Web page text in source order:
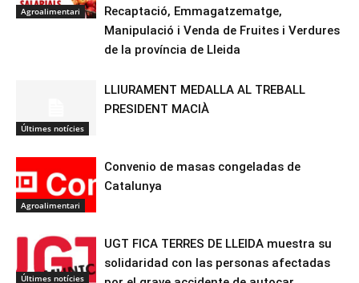
Agroalimentari
Recaptació, Emmagatzematge,
Manipulació i Venda de Fruites i Verdures
de la província de Lleida
Últimes notícies
LLIURAMENT MEDALLA AL TREBALL
PRESIDENT MACIÀ
Agroalimentari
Convenio de masas congeladas de
Catalunya
Últimes notícies
UGT FICA TERRES DE LLEIDA muestra su
solidaridad con las personas afectadas